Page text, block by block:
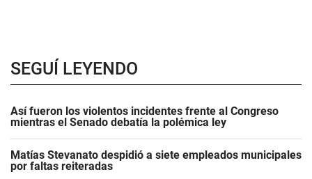
SEGUÍ LEYENDO
Así fueron los violentos incidentes frente al Congreso
mientras el Senado debatía la polémica ley
Matías Stevanato despidió a siete empleados municipales
por faltas reiteradas